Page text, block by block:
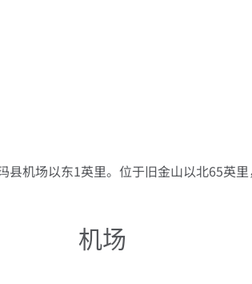
机场以东1英里。位于旧金山以北65英里
机场